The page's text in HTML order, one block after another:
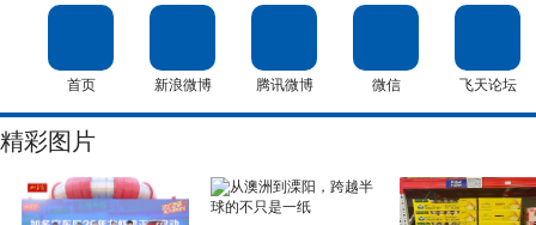
首页 新浪微博 腾讯微博 微信 飞天论坛
精彩图片